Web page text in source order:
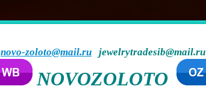
novo-zoloto@mail.ru jewelrytradesib@mail.ru
NOVOZOLOTO